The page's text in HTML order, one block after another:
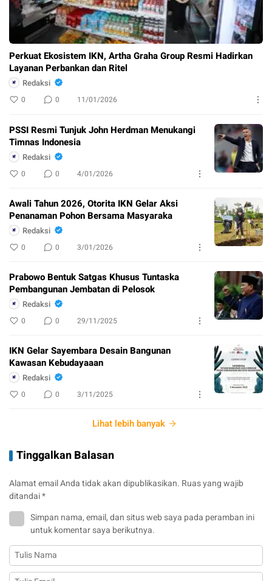
Perkuat Ekosistem IKN, Artha Graha Group Resmi Hadirkan
Layanan Perbankan dan Ritel
Redaksi
0 0 11/01/2026
PSSI Resmi Tunjuk John Herdman Menukangi
Timnas Indonesia
Redaksi
0 0 4/01/2026
Awali Tahun 2026, Otorita IKN Gelar Aksi
Penanaman Pohon Bersama Masyaraka
Redaksi
0 0 3/01/2026
Prabowo Bentuk Satgas Khusus Tuntaska
Pembangunan Jembatan di Pelosok
Redaksi
0 0 29/11/2025
IKN Gelar Sayembara Desain Bangunan
Kawasan Kebudayaaan
Redaksi
0 0 3/11/2025
Lihat lebih banyak
Tinggalkan Balasan
Alamat email Anda tidak akan dipublikasikan. Ruas yang wajib
ditandai*
Simpan nama, email, dan situs web saya pada peramban ini
untuk komentar saya berikutnya.